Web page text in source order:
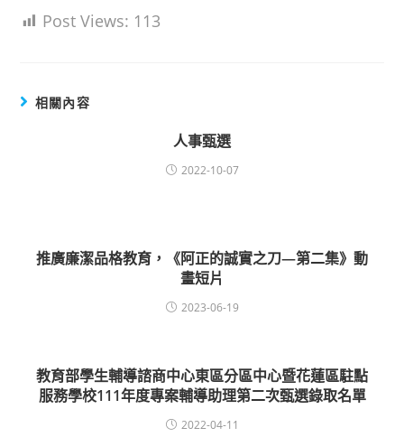
Post Views: 113
相關內容
人事甄選
2022-10-07
推廣廉潔品格教育，《阿正的誠實之刀—第二集》動
畫短片
2023-06-19
教育部學生輔導諮商中心東區分區中心暨花蓮區駐點
服務學校111年度專案輔導助理第二次甄選錄取名單
2022-04-11